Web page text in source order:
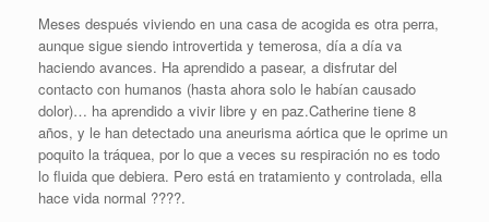
Meses después viviendo en una casa de acogida es otra perra,
aunque sigue siendo introvertida y temerosa, día a día va
haciendo avances. Ha aprendido a pasear, a disfrutar del
contacto con humanos (hasta ahora solo le habían causado
dolor)… ha aprendido a vivir libre y en paz.Catherine tiene 8
años, y le han detectado una aneurisma aórtica que le oprime un
poquito la tráquea, por lo que a veces su respiración no es todo
lo fluida que debiera. Pero está en tratamiento y controlada, ella
hace vida normal ????.